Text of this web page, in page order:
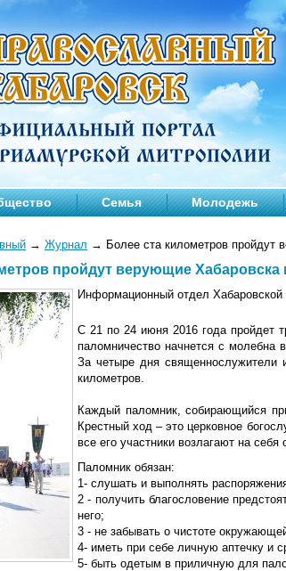
Семья Молодежь
→ Журнал → Более ста километров пройдут
пройдут верующие
Информационный отдел Хабаровской
C 21 по 24 июня 2016 года пройдет
паломничество начнется с молебна
За четыре дня священнослужители
километров.
Каждый паломник, собирающийся
Крестный ход – это церковное
все его участники возлагают на
Паломник обязан:
1- слушать и выполнять
2 - получить благословение
него;
3 - не забывать о чистоте
4- иметь при себе личную аптечку и
5- быть одетым в приличную для